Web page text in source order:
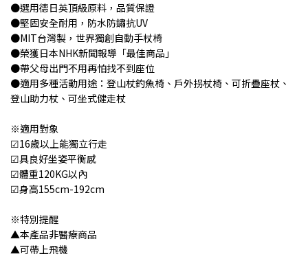
●選用德日英頂級原料，品質保證
●堅固安全耐用，防水防鏽抗UV
●MIT台灣製，世界獨創自動手杖椅
●榮獲日本NHK新聞報導「最佳商品」
●帶父母出門不用再怕找不到座位
●適用多種活動用途：登山杖釣魚椅、戶外拐杖椅、可折疊座杖、
登山助力杖、可坐式健走杖
※適用對象
☑16歲以上能獨立行走
☑具良好坐姿平衡感
☑體重120KG以內
☑身高155cm-192cm
※特別提醒
▲本產品非醫療商品
▲可帶上飛機